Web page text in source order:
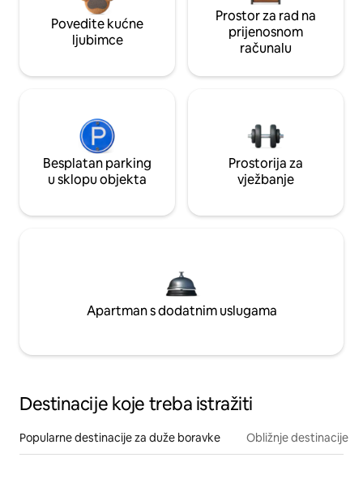
Povedite kućne
ljubimce
Prostor za rad na
prijenosnom
računalu
Besplatan parking
u sklopu objekta
Prostorija za
vježbanje
Apartman s dodatnim uslugama
Destinacije koje treba istražiti
Popularne destinacije za duže boravke Obližnje destinacije